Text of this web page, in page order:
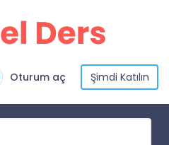
Oturum aç Şimdi Katılın